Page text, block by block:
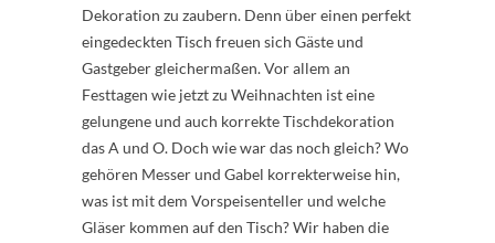
Dekoration zu zaubern. Denn über einen perfekt
eingedeckten Tisch freuen sich Gäste und
Gastgeber gleichermaßen. Vor allem an
Festtagen wie jetzt zu Weihnachten ist eine
gelungene und auch korrekte Tischdekoration
das A und O. Doch wie war das noch gleich? Wo
gehören Messer und Gabel korrekterweise hin,
was ist mit dem Vorspeisenteller und welche
Gläser kommen auf den Tisch? Wir haben die